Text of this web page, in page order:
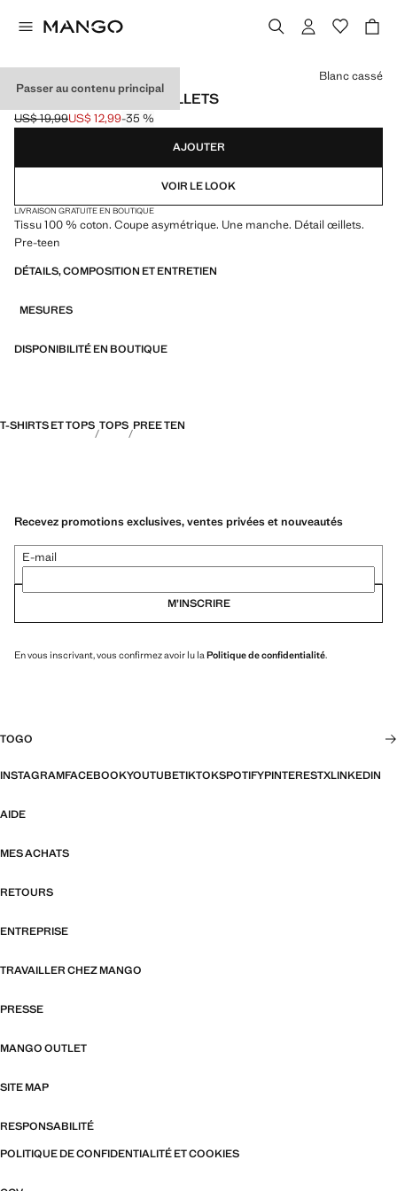
Passer au contenu principal
TOP ASYMÉTRIQUE ŒILLETS
Prix initial barré [US$ 19,99 ]
US$ 19,99
Prix actuel [US$ 12,99 ]
US$ 12,99-35 %
Choisissez une couleur
Blanc cassé
AJOUTER
VOIR LE LOOK
LIVRAISON GRATUITE EN BOUTIQUE
Tissu 100 % coton. Coupe asymétrique. Une manche. Détail œillets.
Pre-teen
DÉTAILS, COMPOSITION ET ENTRETIEN
MESURES
DISPONIBILITÉ EN BOUTIQUE
T-SHIRTS ET TOPS TOPS PREE TEN
Recevez promotions exclusives, ventes privées et nouveautés
E-mail
M’INSCRIRE
En vous inscrivant, vous confirmez avoir lu la Politique de confidentialité.
TOGO
INSTAGRAMFACEBOOKYOUTUBETIKTOKSPOTIFYPINTERESTXLINKEDIN
AIDE
MES ACHATS
RETOURS
ENTREPRISE
TRAVAILLER CHEZ MANGO
PRESSE
MANGO OUTLET
SITE MAP
RESPONSABILITÉ
POLITIQUE DE CONFIDENTIALITÉ ET COOKIES